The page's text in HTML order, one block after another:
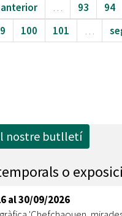
anterior … 93 94
100 101 …
nostre butlletí
o
al30/09/2026